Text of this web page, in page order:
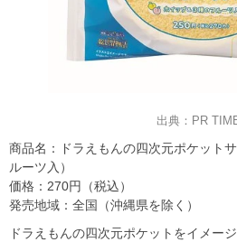
出典：PR
商品名：ドラえもんの四次元ポケット
ルーツ入）
価格：270円（税込）
発売地域：全国（沖縄県を除く）
ドラえもんの四次元ポケットをイメー